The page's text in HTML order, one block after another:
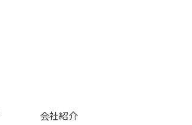
会社紹介